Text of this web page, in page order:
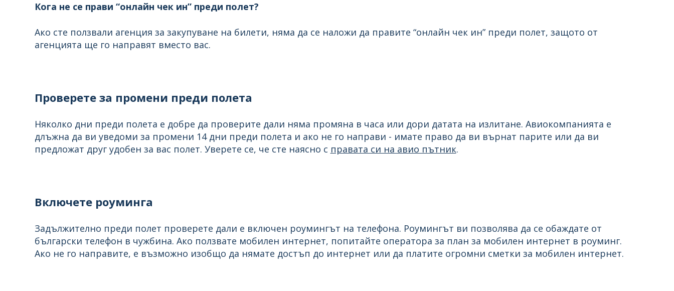
Кога не се прави “онлайн чек ин” преди полет?
Ако сте ползвали агенция за закупуване на билети, няма да се наложи да правите “онлайн чек ин” преди полет, защото от
агенцията ще го направят вместо вас.
Проверете за промени преди полета
Няколко дни преди полета е добре да проверите дали няма промяна в часа или дори датата на излитане. Авиокомпанията е
длъжна да ви уведоми за промени 14 дни преди полета и ако не го направи - имате право да ви върнат парите или да ви
предложат друг удобен за вас полет. Уверете се, че сте наясно с правата си на авио пътник.
Включете роуминга
Задължително преди полет проверете дали е включен роумингът на телефона. Роумингът ви позволява да се обаждате от
български телефон в чужбина. Ако ползвате мобилен интернет, попитайте оператора за план за мобилен интернет в роуминг.
Ако не го направите, е възможно изобщо да нямате достъп до интернет или да платите огромни сметки за мобилен интернет.